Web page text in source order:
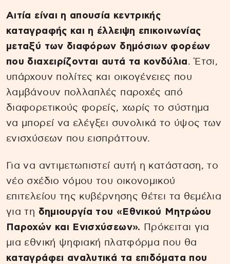
Αιτία είναι η απουσία κεντρικής
καταγραφής και η έλλειψη επικοινωνίας
μεταξύ των διαφόρων δημόσιων φορέων
που διαχειρίζονται αυτά τα κονδύλια. Έτσι,
υπάρχουν πολίτες και οικογένειες που
λαμβάνουν πολλαπλές παροχές από
διαφορετικούς φορείς, χωρίς το σύστημα
να μπορεί να ελέγξει συνολικά το ύψος των
ενισχύσεων που εισπράττουν.
Για να αντιμετωπιστεί αυτή η κατάσταση, το
νέο σχέδιο νόμου του οικονομικού
επιτελείου της κυβέρνησης θέτει τα θεμέλια
για τη δημιουργία του «Εθνικού Μητρώου
Παροχών και Ενισχύσεων». Πρόκειται για
μια εθνική ψηφιακή πλατφόρμα που θα
καταγράφει αναλυτικά τα επιδόματα που